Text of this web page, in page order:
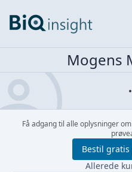
Mogens
Få adgang til alle oplysninger
Bestil
Allerede